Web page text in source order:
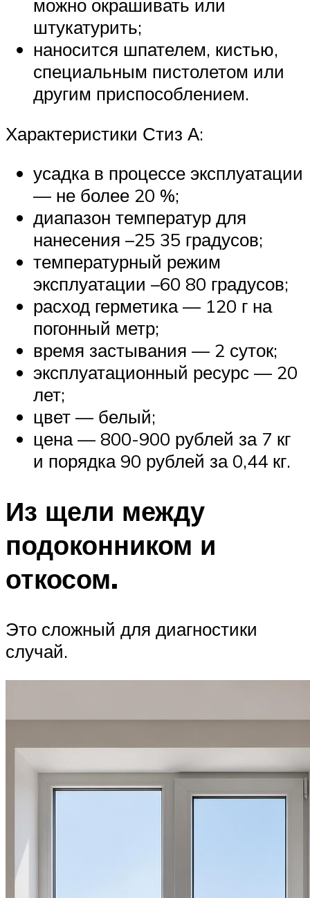
можно окрашивать или
штукатурить;
наносится шпателем, кистью,
специальным пистолетом или
другим приспособлением.
Характеристики Стиз А:
усадка в процессе эксплуатации
— не более 20 %;
диапазон температур для
нанесения –25 35 градусов;
температурный режим
эксплуатации –60 80 градусов;
расход герметика — 120 г на
погонный метр;
время застывания — 2 суток;
эксплуатационный ресурс — 20
лет;
цвет — белый;
цена — 800-900 рублей за 7 кг
и порядка 90 рублей за 0,44 кг.
Из щели между
подоконником и
откосом.
Это сложный для диагностики
случай.